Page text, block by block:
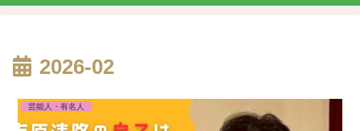
2026-02
芸能人・有名人